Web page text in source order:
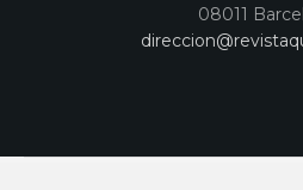
08011